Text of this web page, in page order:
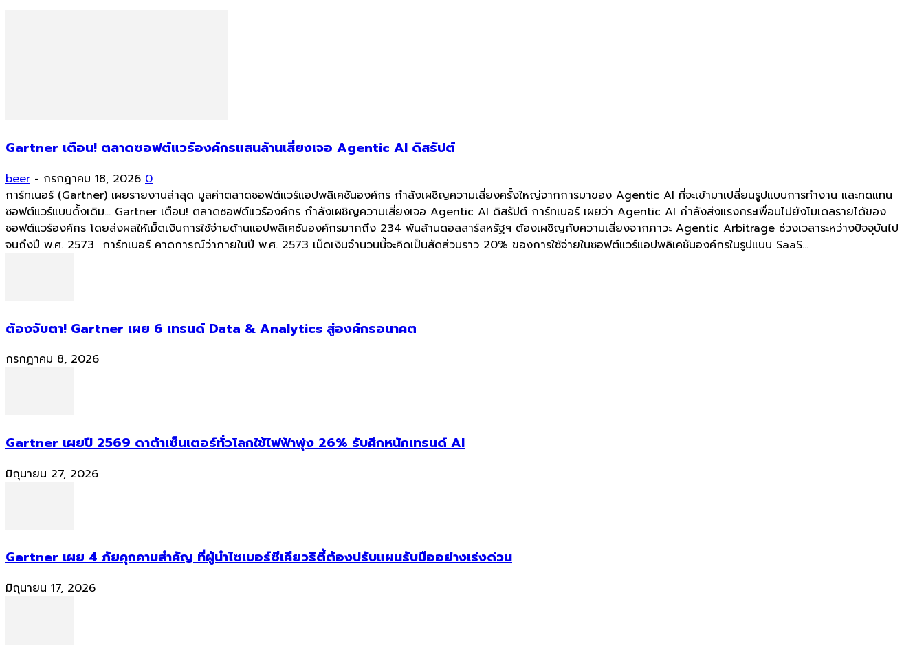
Gartner เตือน! ตลาดซอฟต์แวร์องค์กรแสนล้านเสี่ยงเจอ Agentic AI ดิสรัปต์
beer - กรกฎาคม 18, 2026 0
การ์ทเนอร์ (Gartner) เผยรายงานล่าสุด มูลค่าตลาดซอฟต์แวร์แอปพลิเคชันองค์กร กำลังเผชิญความเสี่ยงครั้งใหญ่จากการมาของ Agentic AI ที่จะเข้ามาเปลี่ยนรูปแบบการทำงาน และทดแทน
ซอฟต์แวร์แบบดั้งเดิม... Gartner เตือน! ตลาดซอฟต์แวร์องค์กร กำลังเผชิญความเสี่ยงเจอ Agentic AI ดิสรัปต์ การ์ทเนอร์ เผยว่า Agentic AI กำลังส่งแรงกระเพื่อมไปยังโมเดลรายได้ของ
ซอฟต์แวร์องค์กร โดยส่งผลให้เม็ดเงินการใช้จ่ายด้านแอปพลิเคชันองค์กรมากถึง 234 พันล้านดอลลาร์สหรัฐฯ ต้องเผชิญกับความเสี่ยงจากภาวะ Agentic Arbitrage ช่วงเวลาระหว่างปัจจุบันไป
จนถึงปี พ.ศ. 2573 การ์ทเนอร์ คาดการณ์ว่าภายในปี พ.ศ. 2573 เม็ดเงินจำนวนนี้จะคิดเป็นสัดส่วนราว 20% ของการใช้จ่ายในซอฟต์แวร์แอปพลิเคชันองค์กรในรูปแบบ SaaS...
ต้องจับตา! Gartner เผย 6 เทรนด์ Data & Analytics สู่องค์กรอนาคต
กรกฎาคม 8, 2026
Gartner เผยปี 2569 ดาต้าเซ็นเตอร์ทั่วโลกใช้ไฟฟ้าพุ่ง 26% รับศึกหนักเทรนด์ AI
มิถุนายน 27, 2026
Gartner เผย 4 ภัยคุกคามสำคัญ ที่ผู้นำไซเบอร์ซีเคียวริตี้ต้องปรับแผนรับมืออย่างเร่งด่วน
มิถุนายน 17, 2026